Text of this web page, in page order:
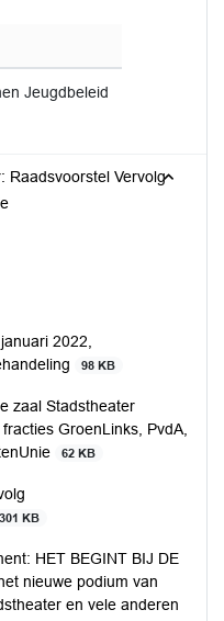
Jeugdbeleid
Raadsvoorstel Vervolg
2022,
98 KB
zaal Stadstheater
GroenLinks, PvdA,
62 KB
301 KB
HET BEGINT BIJ DE
nieuwe podium van
en vele anderen